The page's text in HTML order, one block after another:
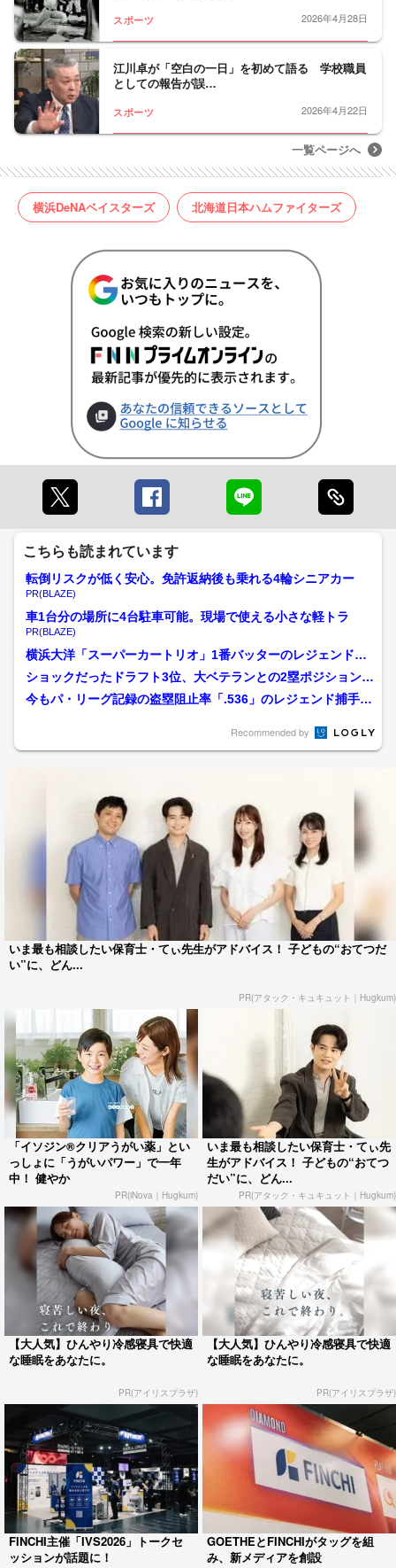
スポーツ 2026年4月28日
江川卓が「空白の一日」を初めて語る 学校職員
としての報告が誤…
スポーツ 2026年4月22日
一覧ページへ
横浜DeNAベイスターズ 北海道日本ハムファイターズ
こちらも読まれています
転倒リスクが低く安心。免許返納後も乗れる4輪シニアカー
PR(BLAZE)
車1台分の場所に4台駐車可能。現場で使える小さな軽トラ
PR(BLAZE)
横浜大洋「スーパーカートリオ」1番バッターのレジェンド・
高木豊氏 “創意工夫”練...
ショックだったドラフト3位、大ベテランとの2塁ポジション争
い… 高木豊氏の見た江...
今もパ・リーグ記録の盗塁阻止率「.536」のレジェンド捕手・
Recommended by
いま最も相談したい保育士・てぃ先生がアドバイス！ 子どもの“おてつだ
い”に、どん...
PR(アタック・キュキュット｜Hugkum)
「イソジン®クリアうがい薬」とい
っしょに「うがいパワー」で一年
中！ 健やか
PR(iNova｜Hugkum)
いま最も相談したい保育士・てぃ先
生がアドバイス！ 子どもの“おてつ
だい”に、どん...
PR(アタック・キュキュット｜Hugkum)
【大人気】ひんやり冷感寝具で快適
な睡眠をあなたに。
PR(アイリスプラザ)
【大人気】ひんやり冷感寝具で快適
な睡眠をあなたに。
PR(アイリスプラザ)
FINCHI主催「IVS2026」トークセ
ッションが話題に！
GOETHEとFINCHIがタッグを組
み、新メディアを創設